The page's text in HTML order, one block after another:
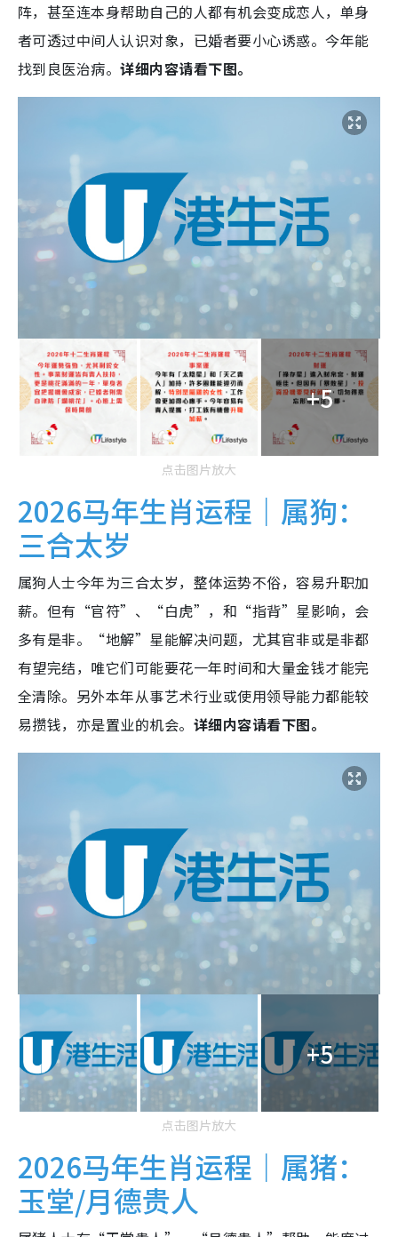
阵，甚至连本身帮助自己的人都有机会变成恋人，单身
者可透过中间人认识对象，已婚者要小心诱惑。今年能
找到良医治病。详细内容请看下图。
+5
点击图片放大
2026马年生肖运程｜属狗：
三合太岁
属狗人士今年为三合太岁，整体运势不俗，容易升职加
薪。但有“官符”、“白虎”，和“指背”星影响，会
多有是非。“地解”星能解决问题，尤其官非或是非都
有望完结，唯它们可能要花一年时间和大量金钱才能完
全清除。另外本年从事艺术行业或使用领导能力都能较
易攒钱，亦是置业的机会。 详细内容请看下图。
+5
点击图片放大
2026马年生肖运程｜属猪：
玉堂/月德贵人